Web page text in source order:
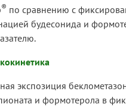
® по сравнению с
будесонида и
экспозиция
и формотерола в